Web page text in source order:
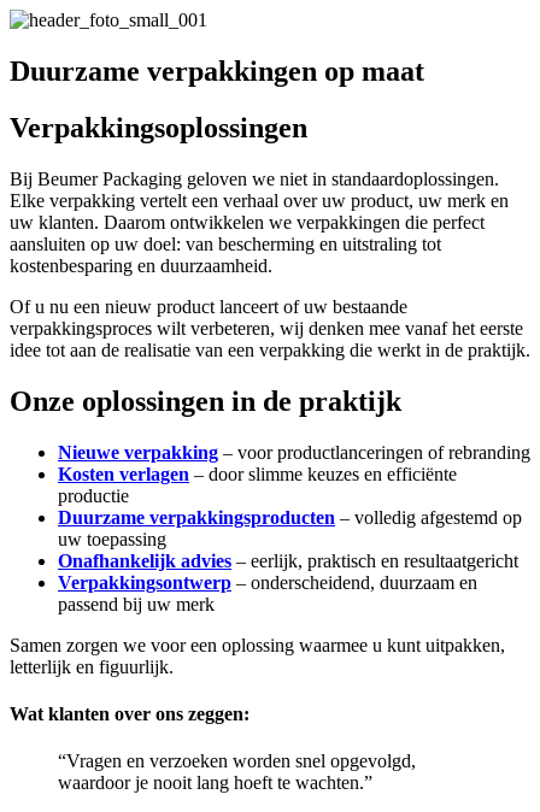
Duurzame verpakkingen op maat
Verpakkingsoplossingen
Bij Beumer Packaging geloven we niet in standaardoplossingen.
Elke verpakking vertelt een verhaal over uw product, uw merk en
uw klanten. Daarom ontwikkelen we verpakkingen die perfect
aansluiten op uw doel: van bescherming en uitstraling tot
kostenbesparing en duurzaamheid.
Of u nu een nieuw product lanceert of uw bestaande
verpakkingsproces wilt verbeteren, wij denken mee vanaf het eerste
idee tot aan de realisatie van een verpakking die werkt in de praktijk.
Onze oplossingen in de praktijk
Nieuwe verpakking – voor productlanceringen of rebranding
Kosten verlagen – door slimme keuzes en efficiënte
productie
Duurzame verpakkingsproducten – volledig afgestemd op
uw toepassing
Onafhankelijk advies – eerlijk, praktisch en resultaatgericht
Verpakkingsontwerp – onderscheidend, duurzaam en
passend bij uw merk
Samen zorgen we voor een oplossing waarmee u kunt uitpakken,
letterlijk en figuurlijk.
Wat klanten over ons zeggen:
“Vragen en verzoeken worden snel opgevolgd,
waardoor je nooit lang hoeft te wachten.”